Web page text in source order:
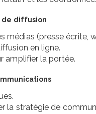
de diffusion
médias (presse écrite,
en ligne.
amplifier la portée.
la stratégie de